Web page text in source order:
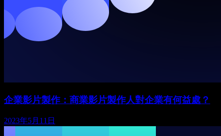
企業影片製作：商業影片製作人對企業有何益處？
2023年5月11日